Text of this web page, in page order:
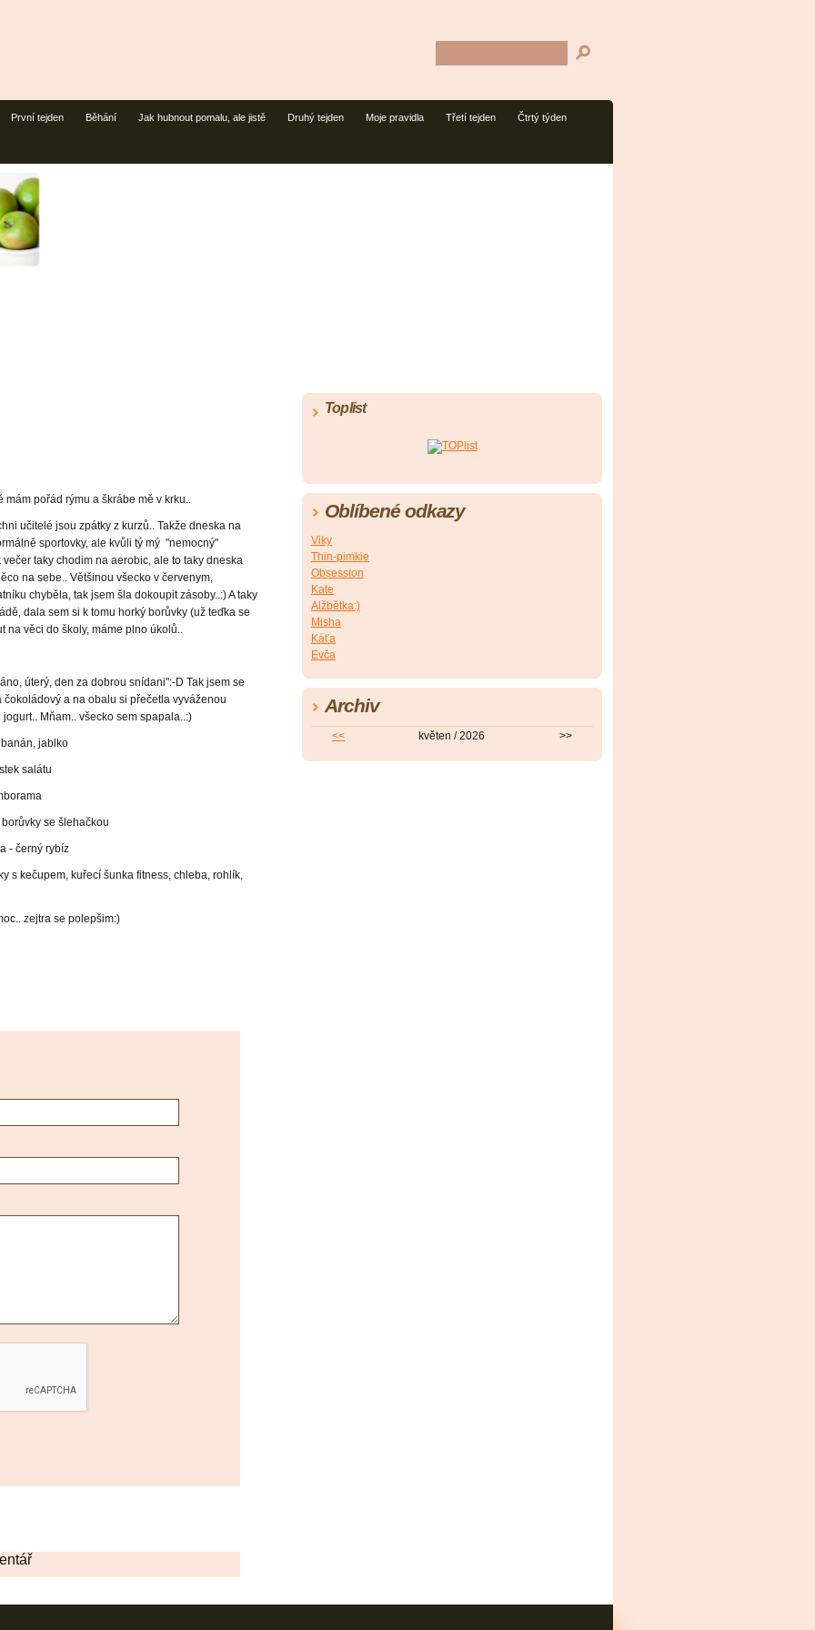
První tejden Běhání Jak hubnout pomalu, ale jistě Druhý tejden Moje pravidla Třetí tejden Čtrtý týden
pořád rýmu a škrábe mě v krku..
učitelé jsou zpátky z kurzů.. Takže dneska na
sportovky, ale kvůli tý mý "nemocný"
taky chodim na aerobic, ale to taky dneska
na sebe.. Většinou všecko v červenym,
chyběla, tak jsem šla dokoupit zásoby..:) A taky
dala sem si k tomu horký borůvky (už teďka se
na věci do školy, máme plno úkolů..
úterý, den za dobrou snídani":-D Tak jsem se
a na obalu si přečetla vyváženou
Mňam.. všecko sem spapala..:)
jablko
salátu
se šlehačkou
- černý rybíz
s kečupem, kuřecí šunka fitness, chleba, rohlík,
zejtra se polepšim:)
Toplist
Oblíbené odkazy
Viky
Thin-pimkie
Obsession
Kate
Alžbětka:)
Misha
Káťa
Evča
Archiv
<< květen / 2026 >>